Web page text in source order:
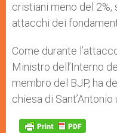
cristiani meno del
attacchi dei
Come durante
Ministro dell’Interno
membro del BJP, ha
chiesa di Sant’Antonio